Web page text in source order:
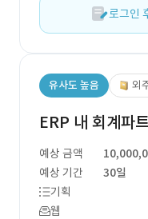
로그인
유사도 높음 외
ERP 내 회계파
예상 금액
예상 기간
30일
기획
웹